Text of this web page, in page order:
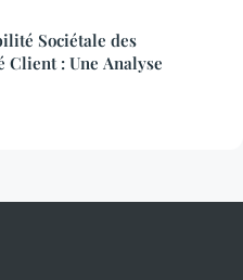
Sociétale des
Client : Une Analyse